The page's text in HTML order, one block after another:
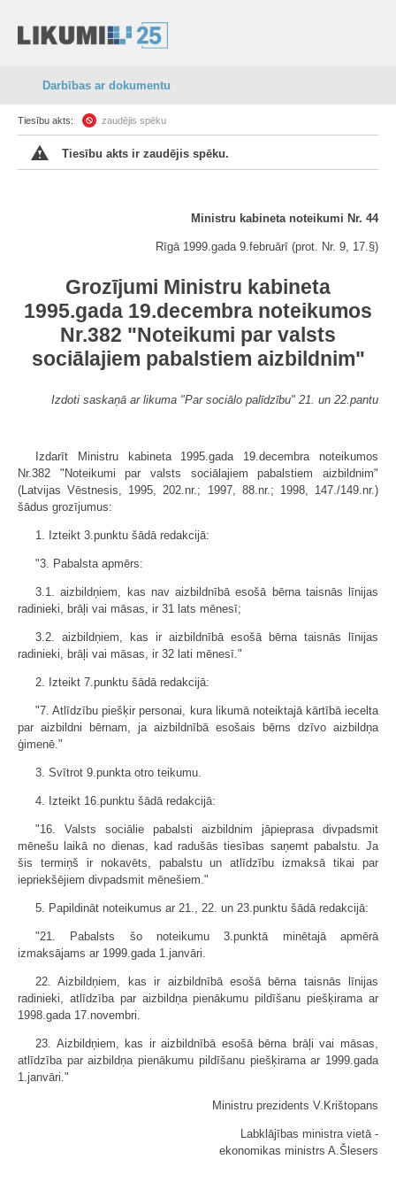
Darbības ar dokumentu
Tiesību akts: zaudējis spēku
Tiesību akts ir zaudējis spēku.
Ministru kabineta noteikumi Nr. 44
Rīgā 1999.gada 9.februārī (prot. Nr. 9, 17.§)
Grozījumi Ministru kabineta
1995.gada 19.decembra noteikumos
Nr.382 "Noteikumi par valsts
sociālajiem pabalstiem aizbildnim"
Izdoti saskaņā ar likuma "Par sociālo palīdzību" 21. un 22.pantu
Izdarīt Ministru kabineta 1995.gada 19.decembra noteikumos
Nr.382 "Noteikumi par valsts sociālajiem pabalstiem aizbildnim"
(Latvijas Vēstnesis, 1995, 202.nr.; 1997, 88.nr.; 1998, 147./149.nr.)
šādus grozījumus:
1. Izteikt 3.punktu šādā redakcijā:
"3. Pabalsta apmērs:
3.1. aizbildņiem, kas nav aizbildnībā esošā bērna taisnās līnijas
radinieki, brāļi vai māsas, ir 31 lats mēnesī;
3.2. aizbildņiem, kas ir aizbildnībā esošā bērna taisnās līnijas
radinieki, brāļi vai māsas, ir 32 lati mēnesī."
2. Izteikt 7.punktu šādā redakcijā:
"7. Atlīdzību piešķir personai, kura likumā noteiktajā kārtībā iecelta
par aizbildni bērnam, ja aizbildnībā esošais bērns dzīvo aizbildņa
ģimenē."
3. Svītrot 9.punkta otro teikumu.
4. Izteikt 16.punktu šādā redakcijā:
"16. Valsts sociālie pabalsti aizbildnim jāpieprasa divpadsmit
mēnešu laikā no dienas, kad radušās tiesības saņemt pabalstu. Ja
šis termiņš ir nokavēts, pabalstu un atlīdzību izmaksā tikai par
iepriekšējiem divpadsmit mēnešiem."
5. Papildināt noteikumus ar 21., 22. un 23.punktu šādā redakcijā:
"21. Pabalsts šo noteikumu 3.punktā minētajā apmērā
izmaksājams ar 1999.gada 1.janvāri.
22. Aizbildņiem, kas ir aizbildnībā esošā bērna taisnās līnijas
radinieki, atlīdzība par aizbildņa pienākumu pildīšanu piešķirama ar
1998.gada 17.novembri.
23. Aizbildņiem, kas ir aizbildnībā esošā bērna brāļi vai māsas,
atlīdzība par aizbildņa pienākumu pildīšanu piešķirama ar 1999.gada
1.janvāri."
Ministru prezidents V.Krištopans
Labklājības ministra vietā -
ekonomikas ministrs A.Šlesers